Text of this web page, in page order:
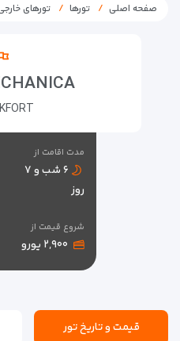
صفحه اصلی تورها تورهای
مدت اقامت از
۶ شب و ۷
روز
شروع قیمت از
۲,۹۰۰ یورو
قیمت و تاریخ تور